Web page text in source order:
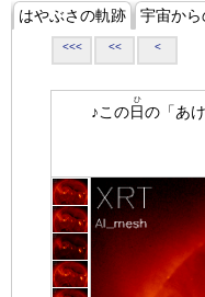
はやぶさの軌跡 宇宙か
<<< << <
♪この日
ひ
の「あけ